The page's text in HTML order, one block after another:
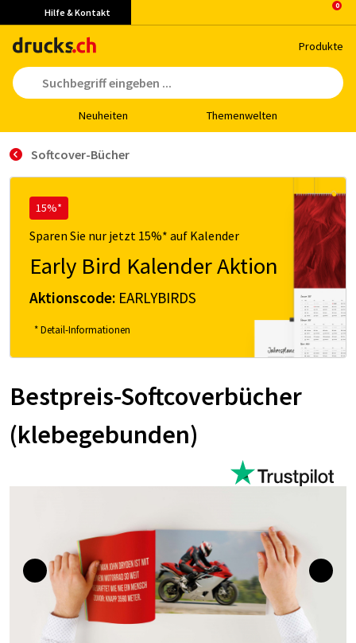
Hilfe & Kontakt
Pro­duk­te
Neu­hei­ten The­men­wel­ten
Soft­co­ver-Bücher
15%*
Sparen Sie nur jetzt 15%* auf Kalender
Early Bird Kalender Aktion
Aktionscode: EARLYBIRDS
* Detail-Informationen
Bestpreis-Softcoverbücher
(klebegebunden)